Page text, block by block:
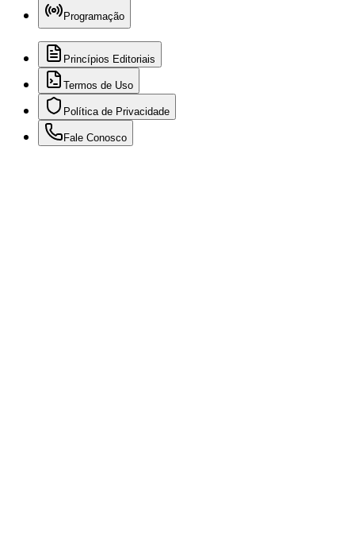
Programação
Princípios Editoriais
Termos de Uso
Política de Privacidade
Fale Conosco